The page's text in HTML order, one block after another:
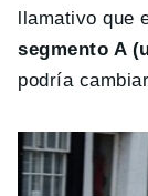
llamativo que
segmento A
podría